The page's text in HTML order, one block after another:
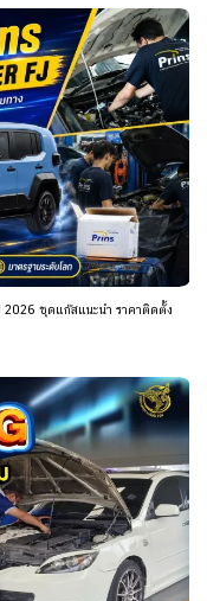
ชุดแก๊สแนะนำ ราคาติดตั้ง